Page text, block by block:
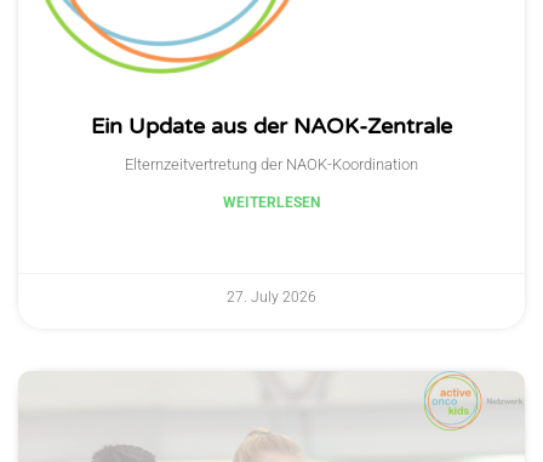
Ein Update aus der NAOK-Zentrale
Elternzeitvertretung der NAOK-Koordination
WEITERLESEN
27. July 2026